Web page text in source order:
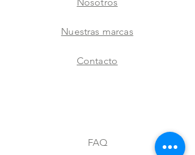
Nuestras marcas
Contacto
FAQ